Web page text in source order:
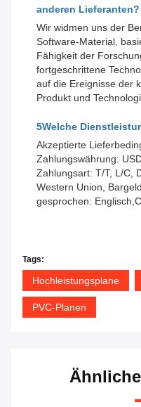
anderen Lieferanten?
Wir widmen uns der
Software-Material,
Fähigkeit der
fortgeschrittene
auf die Ereignisse der
Produkt und
5Welche
Akzeptierte
Zahlungswährung:
Zahlungsart: T/T, L/C,
Western Union,
gesprochen:
Tags:
Hochleistungsplane
PVC-Planen